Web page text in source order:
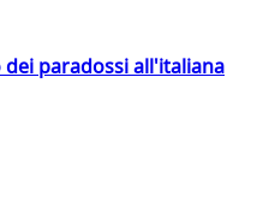
paradossi all'italiana